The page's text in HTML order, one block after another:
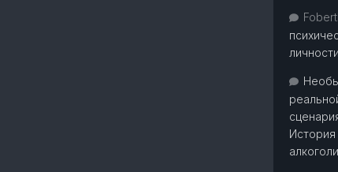
личности